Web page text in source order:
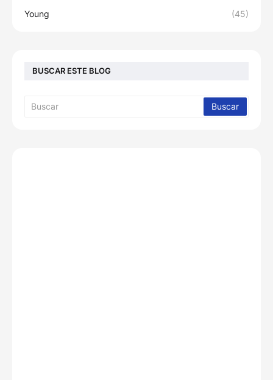
Young (45)
BUSCAR ESTE BLOG